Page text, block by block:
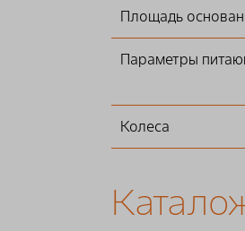
Площадь
Параметры
Колеса